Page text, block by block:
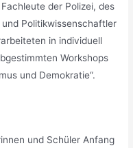
der Polizei, des
Politikwissenschaftler
in individuell
Workshops
und Demokratie“.
und Schüler Anfang